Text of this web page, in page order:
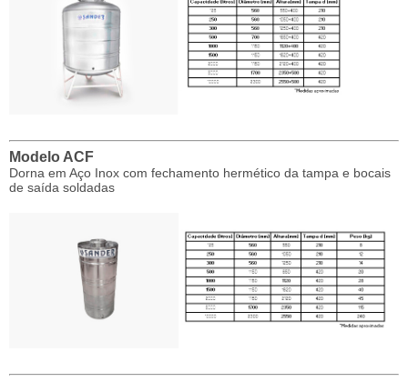
Modelo ACF
Dorna em Aço Inox com fechamento hermético da tampa e bocais
de saída soldadas